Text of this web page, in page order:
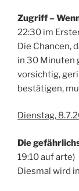
Zugriff –
22:30 im
Die Chancen,
in 30 Minuten
vorsichtig,
bestätigen,
Dienstag,
Die
19:10 auf arte)
Diesmal wird